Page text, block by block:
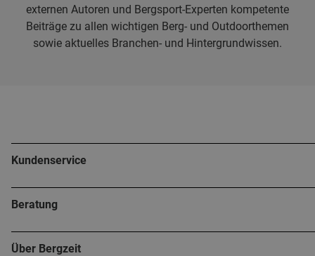
externen Autoren und Bergsport-Experten kompetente
Beiträge zu allen wichtigen Berg- und Outdoorthemen
sowie aktuelles Branchen- und Hintergrundwissen.
Kundenservice
Beratung
Über Bergzeit